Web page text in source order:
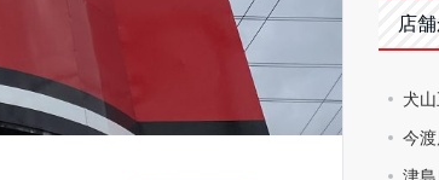
店
犬
今
津